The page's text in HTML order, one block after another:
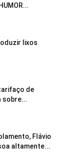
lixos
de
sobre...
Flávio
altamente...